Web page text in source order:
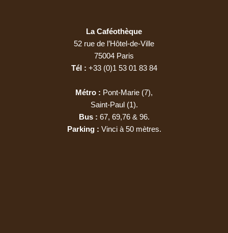
La Ca­féo­thèque
52 rue de l’Hô­tel-de-Ville
75004 Paris
Tél : +33 (0)1 53 01 83 84
Métro : Pont-Ma­rie (7),
Saint-Paul (1).
Bus : 67, 69,76 & 96.
Par­king : Vinci à 50 mètres.